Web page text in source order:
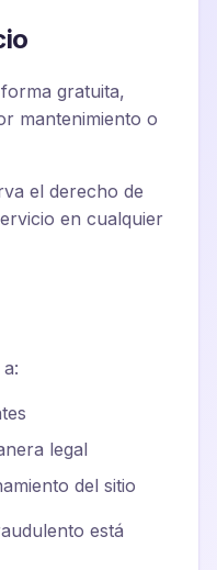
gratuita,
mantenimiento o
el derecho de
en cualquier
legal
del sitio
está